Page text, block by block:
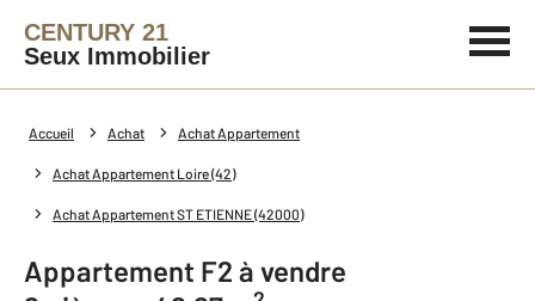
CENTURY 21
Seux Immobilier
Accueil Achat Achat Appartement
Achat Appartement Loire (42)
Achat Appartement ST ETIENNE (42000)
Appartement F2 à vendre